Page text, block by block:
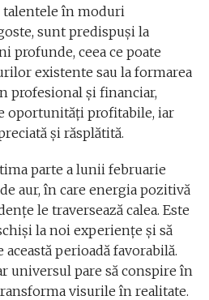
în moduri
sunt predispuși la
profunde, ceea ce poate
existente sau la formarea
profesional și financiar,
oportunități profitabile, iar
și răsplătită.
parte a lunii februarie
aur, în care energia pozitivă
le traversează calea. Este
la noi experiențe și să
perioadă favorabilă.
universul pare să conspire în
visurile în realitate.